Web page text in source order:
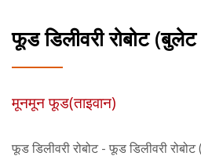
फूड डिलीवरी रोबोट
मूनमून फूड(ताइवान)
फूड डिलीवरी रोबोट - फूड डिलीवरी